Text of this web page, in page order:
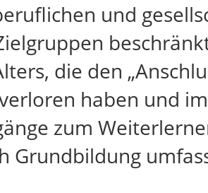
und
die den
haben und
zum
Grundbildung